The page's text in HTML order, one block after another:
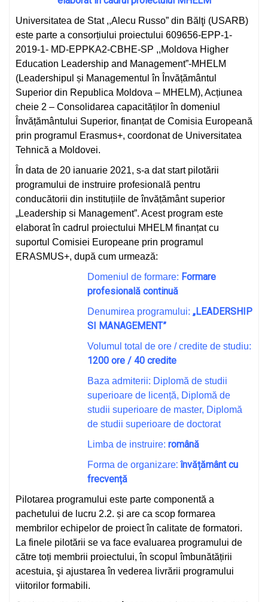
Universitatea de Stat ,,Alecu Russo” din Bălţi (USARB)
este parte a consorțiului proiectului 609656-EPP-1-
2019-1- MD-EPPKA2-CBHE-SP ,,Moldova Higher
Education Leadership and Management”-MHELM
(Leadershipul și Managementul în Învățământul
Superior din Republica Moldova – MHELM), Acțiunea
cheie 2 – Consolidarea capacităților în domeniul
Învățământului Superior, finanțat de Comisia Europeană
prin programul Erasmus+, coordonat de Universitatea
Tehnică a Moldovei.
În data de 20 ianuarie 2021, s-a dat start pilotării
programului de instruire profesională pentru
conducătorii din instituțiile de învățământ superior
„Leadership si Management”. Acest program este
elaborat în cadrul proiectului MHELM finanțat cu
suportul Comisiei Europeane prin programul
ERASMUS+, după cum urmează:
Domeniul de formare: Formare
profesională continuă
Denumirea programului: „LEADERSHIP
SI MANAGEMENT”
Volumul total de ore / credite de studiu:
1200 ore / 40 credite
Baza admiterii: Diplomă de studii
superioare de licență, Diplomă de
studii superioare de master, Diplomă
de studii superioare de doctorat
Limba de instruire: română
Forma de organizare: învățământ cu
frecvență
Pilotarea programului este parte componentă a
pachetului de lucru 2.2. și are ca scop formarea
membrilor echipelor de proiect în calitate de formatori.
La finele pilotării se va face evaluarea programului de
către toți membrii proiectului, în scopul îmbunătățirii
acestuia, şi ajustarea în vederea livrării programului
viitorilor formabili.